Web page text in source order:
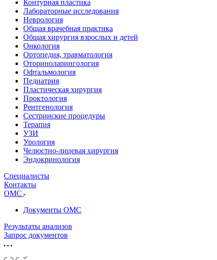
Контурная пластика
Лабораторные исследования
Неврология
Общая врачебная практика
Общая хирургия взрослых и детей
Онкология
Ортопедия, травматология
Оториноларингология
Офтальмология
Педиатрия
Пластическая хирургия
Проктология
Рентгенология
Сестринские процедуры
Терапия
УЗИ
Урология
Челюстно-лицевая хирургия
Эндокринология
Специалисты
Контакты
ОМС
Документы ОМС
Результаты анализов
Запрос документов